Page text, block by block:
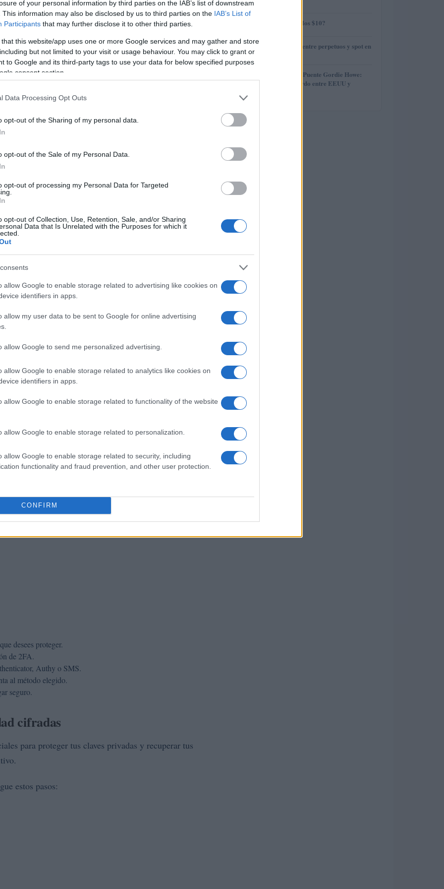
of your personal information by third parties on the IAB’s list of downstream
This information may also be disclosed by us to third parties on the IAB’s List of
Participants that may further disclose it to other third parties.
that this website/app uses one or more Google services and may gather and store
but not limited to your visit or usage behaviour. You may click to grant or
to Google and its third-party tags to use your data for below specified purposes
consent section.
Data Processing Opt Outs
opt-out of the Sharing of my personal data.
opt-out of the Sale of my Personal Data.
opt-out of processing my Personal Data for Targeted
opt-out of Collection, Use, Retention, Sale, and/or Sharing
Data that Is Unrelated with the Purposes for which it
allow Google to enable storage related to advertising like cookies on
identifiers in apps.
allow my user data to be sent to Google for online advertising
allow Google to send me personalized advertising.
allow Google to enable storage related to analytics like cookies on
identifiers in apps.
allow Google to enable storage related to functionality of the website
allow Google to enable storage related to personalization.
allow Google to enable storage related to security, including
functionality and fraud prevention, and other user protection.
CONFIRM
es elegir entre una wallet fría (offline) o una
ventajas y desventajas.
del alcance de los hackers. Sin embargo,
físicas.
embargo, están conectadas a internet, lo que las
puede evitar el acceso no autorizado.
desees proteger.
de 2FA.
Authy o SMS.
al método elegido.
seguro.
cifradas
para proteger tus claves privadas y recuperar tus
estos pasos:
cripto?
¿AMP alcanzará los $10?
4 Diferencias clave entre perpetuos y spot en
criptomonedas
5
Inauguración del Puente Gordie Howe:
Detalles del Acuerdo entre EEUU y